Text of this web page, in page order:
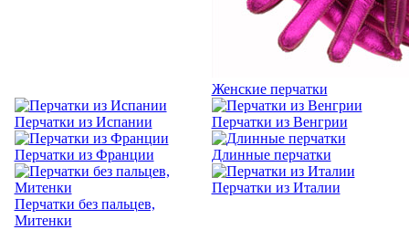
Женские перчатки
Перчатки из Испании Перчатки из Венгрии
Перчатки из Франции Длинные перчатки
Перчатки без пальцев,
Митенки
Перчатки из Италии